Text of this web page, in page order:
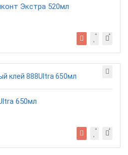
Экстра 520мл
650мл